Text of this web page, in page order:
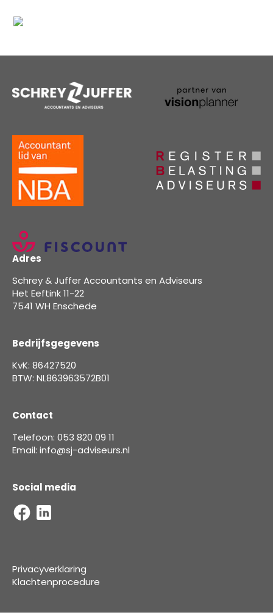
Adres
Schrey & Juffer Accountants en Adviseurs
Het Eeftink 11-22
7541 WH Enschede
Bedrijfsgegevens
KvK: 86427520
BTW: NL863963572B01
Contact
Telefoon: 053 820 09 11
Email: info@sj-adviseurs.nl
Social media
Privacyverklaring
Klachtenprocedure